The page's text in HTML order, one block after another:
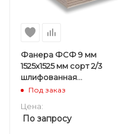
Фанера ФСФ 9 мм
1525х1525 мм сорт 2/3
шлифованная
березовая
Под заказ
Цена:
По запросу